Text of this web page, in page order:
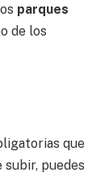
parques
de los
que
puedes